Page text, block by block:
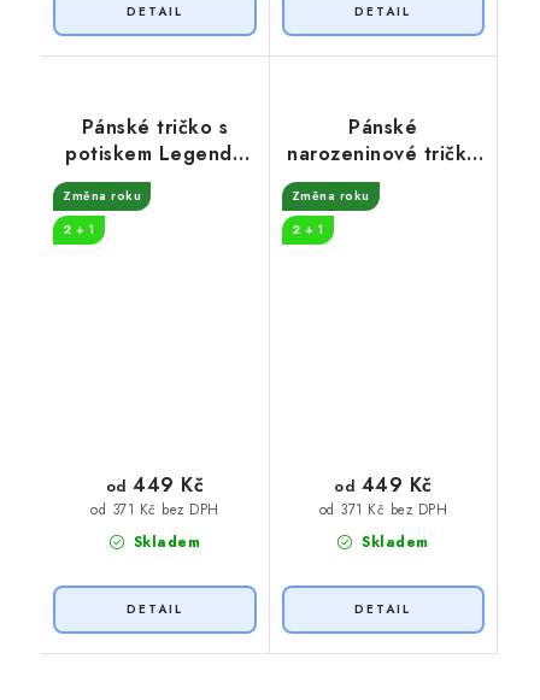
Pánské tričko s
potiskem Legenda
roku
Změna roku
2 + 1
Skladem
od 371 Kč bez DPH
od 449 Kč
Pánské
narozeninové tričko
32 let zkušeností
Změna roku
2 + 1
Skladem
od 371 Kč bez DPH
od 449 Kč